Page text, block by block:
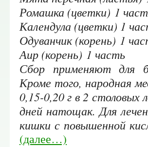
Ромашка (цветки) 1
Календула (цветки) 1
Одуванчик (корень) 1
Аир (корень) 1 часть
Сбор применяют для
Кроме того, народная
0,15-0,20 г в 2
дней натощак. Для
кишки с повышенной
(далее…)